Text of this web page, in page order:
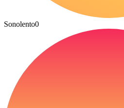
Sonolento0